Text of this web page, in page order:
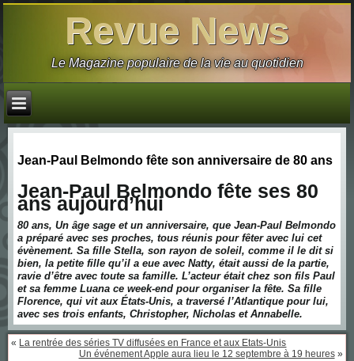
Revue News
Le Magazine populaire de la vie au quotidien
Jean-Paul Belmondo fête son anniversaire de 80 ans
Jean-Paul Belmondo fête ses 80
ans aujourd’hui
80 ans, Un âge sage et un anniversaire, que Jean-Paul Belmondo
a préparé avec ses proches, tous réunis pour fêter avec lui cet
évènement. Sa fille Stella, son rayon de soleil, comme il le dit si
bien, la petite fille qu’il a eue avec Natty, était aussi de la partie,
ravie d’être avec toute sa famille. L’acteur était chez son fils Paul
et sa femme Luana ce week-end pour organiser la fête. Sa fille
Florence, qui vit aux États-Unis, a traversé l’Atlantique pour lui,
avec ses trois enfants, Christopher, Nicholas et Annabelle.
« La rentrée des séries TV diffusées en France et aux Etats-Unis
Un événement Apple aura lieu le 12 septembre à 19 heures»